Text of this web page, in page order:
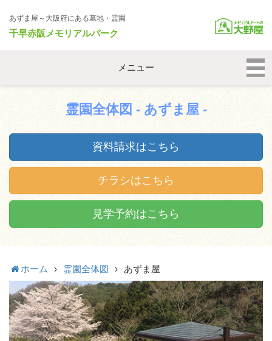
あずま屋～大阪府にある墓地・霊園
千早赤阪メモリアルパーク
メニュー
霊園全体図 - あずま屋 -
資料請求はこちら
チラシはこちら
見学予約はこちら
ホーム › 霊園全体図 › あずま屋